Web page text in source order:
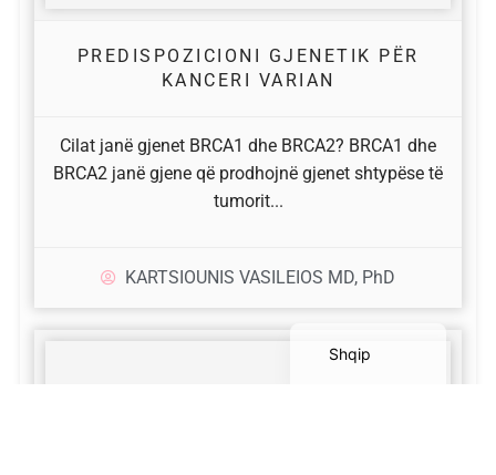
PREDISPOZICIONI GJENETIK PËR
KANCERI VARIAN
Cilat janë gjenet BRCA1 dhe BRCA2? BRCA1 dhe
BRCA2 janë gjene që prodhojnë gjenet shtypëse të
tumorit...
KARTSIOUNIS VASILEIOS MD, PhD
Shqip
English
Български
Српски језик